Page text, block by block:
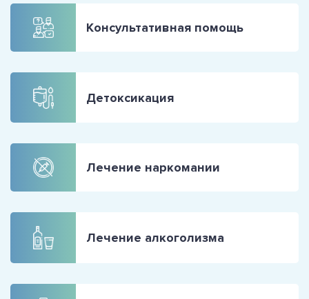
Консультативная помощь
Детоксикация
Лечение наркомании
Лечение алкоголизма